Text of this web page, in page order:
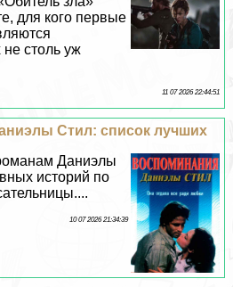
для кого первые
столь уж
11 07 2026 22:44:51
Стил: список лучших
Даниэлы
историй по
10 07 2026 21:34:39